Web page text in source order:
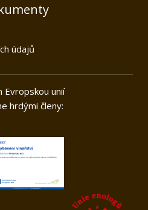
údajů
Evropskou unií
členy: